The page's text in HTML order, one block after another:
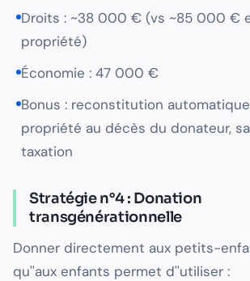
Droits : ~38 000 € (vs ~85 000 €
propriété)
Économie : 47 000 €
Bonus : reconstitution
propriété au décès du donateur,
taxation
Stratégie n°4 : Donation
transgénérationnelle
Donner directement aux petits-
qu''aux enfants permet d''utiliser :